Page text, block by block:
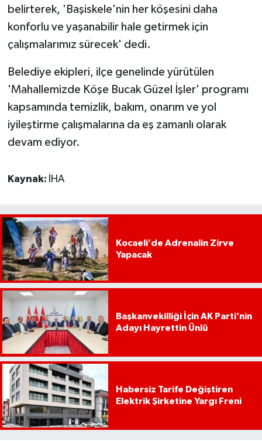
belirterek, 'Başiskele'nin her köşesini daha
konforlu ve yaşanabilir hale getirmek için
çalışmalarımız sürecek' dedi.
Belediye ekipleri, ilçe genelinde yürütülen
'Mahallemizde Köşe Bucak Güzel İşler' programı
kapsamında temizlik, bakım, onarım ve yol
iyileştirme çalışmalarına da eş zamanlı olarak
devam ediyor.
Kaynak: İHA
Kocaeli’de Adrenalin Zirve
Yapacak
Başkanvekilliği İçin AK Parti’nin
Adayı Hayrettin Ünlü
Habersiz Tarife Değiştiren
Elektrik Şirketine Yargı Freni